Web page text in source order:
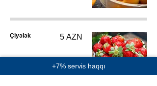
Çiyələk 5 AZN
+7% servis haqqı